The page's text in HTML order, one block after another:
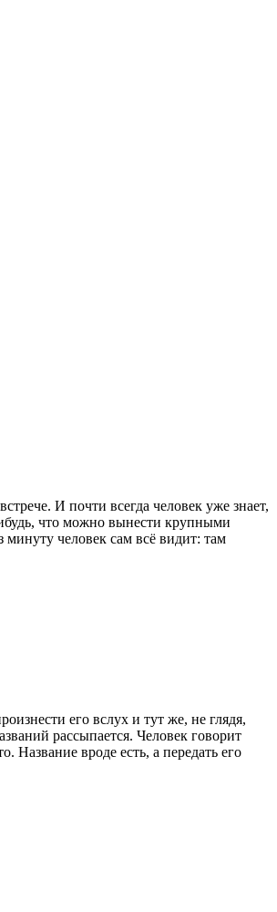
И почти всегда человек уже знает,
что можно вынести крупными
человек сам всё видит: там
его вслух и тут же, не глядя,
рассыпается. Человек говорит
Название вроде есть, а передать его